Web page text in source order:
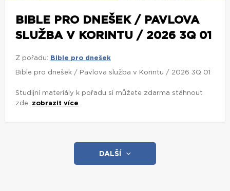
BIBLE PRO DNEŠEK / PAVLOVA
SLUŽBA V KORINTU / 2026 3Q 01
Z pořadu: Bible pro dnešek
Bible pro dnešek / Pavlova služba v Korintu / 2026 3Q 01
Studijní materiály k pořadu si můžete zdarma stáhnout
zde: zobrazit více
DALŠÍ